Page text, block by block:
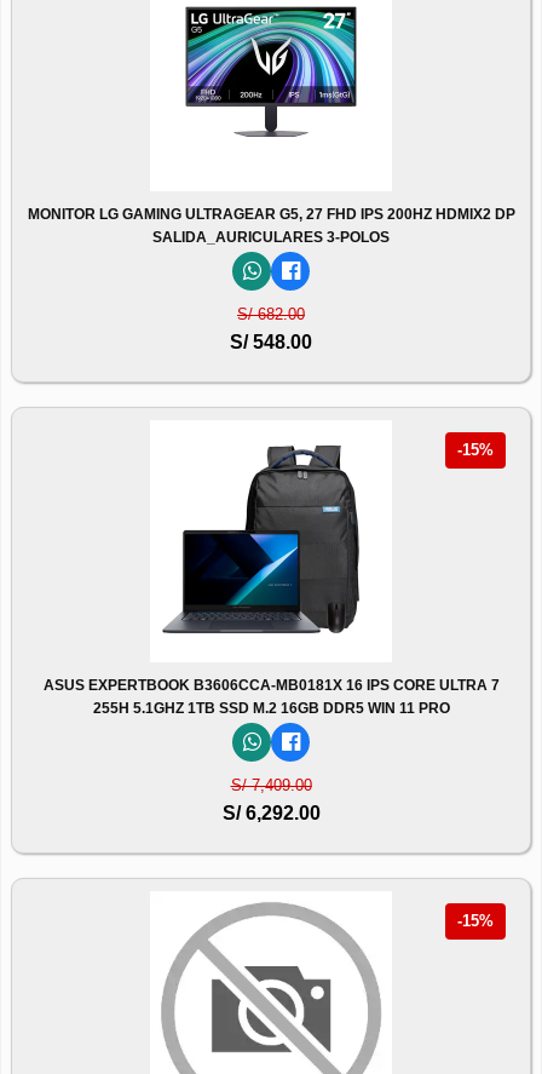
MONITOR LG GAMING ULTRAGEAR G5, 27 FHD IPS 200HZ HDMIX2 DP
SALIDA_AURICULARES 3-POLOS
S/ 682.00
S/ 548.00
-15%
ASUS EXPERTBOOK B3606CCA-MB0181X 16 IPS CORE ULTRA 7
255H 5.1GHZ 1TB SSD M.2 16GB DDR5 WIN 11 PRO
S/ 7,409.00
S/ 6,292.00
-15%